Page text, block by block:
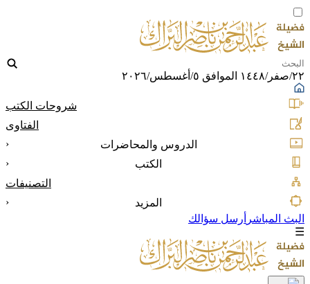
٢٢/صفر/١٤٤٨ الموافق ٥/أغسطس/٢٠٢٦
شروحات الكتب
الفتاوى
الدروس والمحاضرات
‹
الكتب
‹
التصنيفات
المزيد
‹
البث المباشر أرسل سؤالك
☰